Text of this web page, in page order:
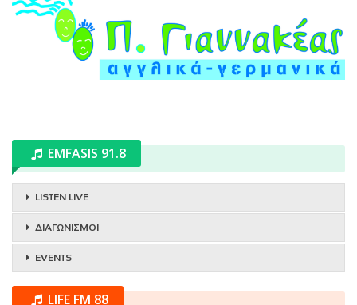
EMFASIS 91.8
LISTEN LIVE
ΔΙΑΓΩΝΙΣΜΟΙ
EVENTS
LIFE FM 88